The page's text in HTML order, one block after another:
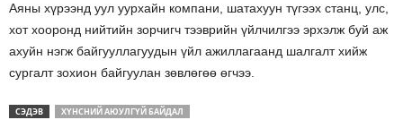
Аяны хүрээнд уул уурхайн компани, шатахуун түгээх станц, улс,
хот хооронд нийтийн зорчигч тээврийн үйлчилгээ эрхэлж буй аж
ахуйн нэгж байгууллагуудын үйл ажиллагаанд шалгалт хийж
сургалт зохион байгуулан зөвлөгөө өгчээ.
СЭДЭВ ХҮНСНИЙ АЮУЛГҮЙ БАЙДАЛ